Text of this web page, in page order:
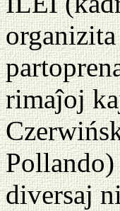
rimaĵoj
diversaj